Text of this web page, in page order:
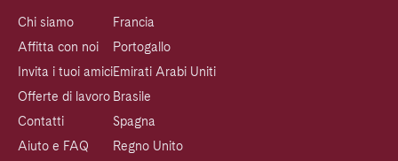
Chi siamo
Affitta con noi
Invita i tuoi amici
Offerte di lavoro
Contatti
Aiuto e FAQ
Francia
Portogallo
Emirati Arabi Uniti
Brasile
Spagna
Regno Unito